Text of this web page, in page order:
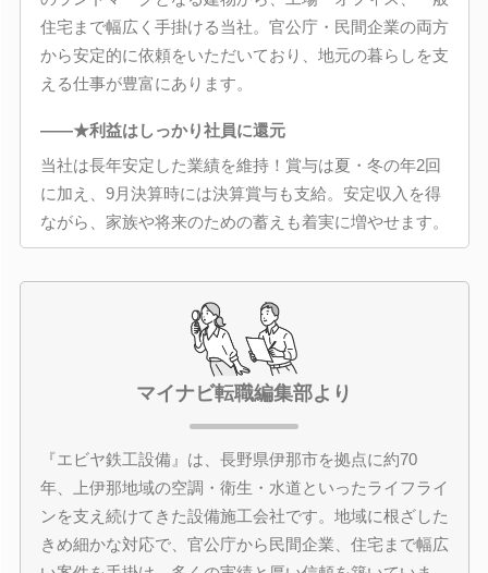
住宅まで幅広く手掛ける当社。官公庁・民間企業の両方
から安定的に依頼をいただいており、地元の暮らしを支
える仕事が豊富にあります。
――★利益はしっかり社員に還元
当社は長年安定した業績を維持！賞与は夏・冬の年2回
に加え、9月決算時には決算賞与も支給。安定収入を得
ながら、家族や将来のための蓄えも着実に増やせます。
マイナビ転職編集部より
『エビヤ鉄工設備』は、長野県伊那市を拠点に約70
年、上伊那地域の空調・衛生・水道といったライフライ
ンを支え続けてきた設備施工会社です。地域に根ざした
きめ細かな対応で、官公庁から民間企業、住宅まで幅広